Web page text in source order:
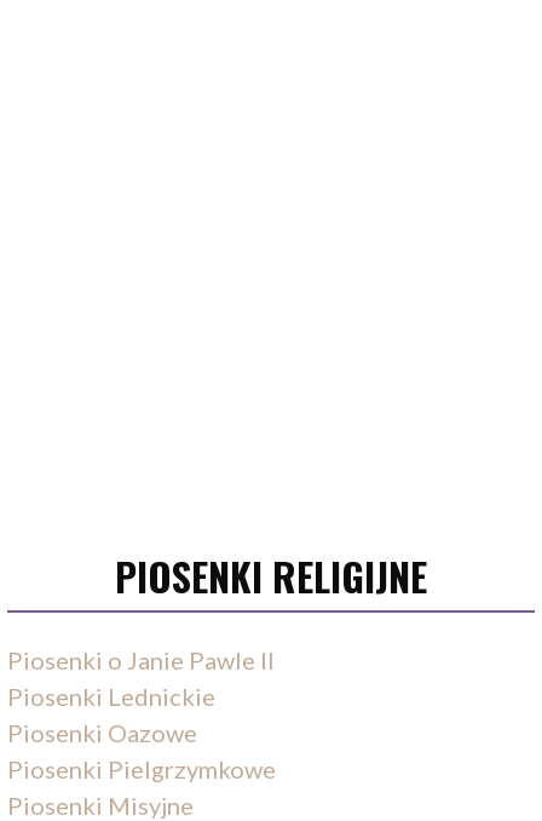
PIOSENKI RELIGIJNE
Piosenki o Janie Pawle II
Piosenki Lednickie
Piosenki Oazowe
Piosenki Pielgrzymkowe
Piosenki Misyjne